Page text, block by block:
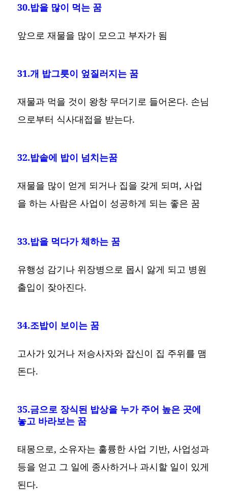
30.밥을 많이 먹는 꿈
앞으로 재물을 많이 모으고 부자가 됨
31.개 밥그릇이 엎질러지는 꿈
재물과 먹을 것이 왕창 무더기로 들어온다. 손님
으로부터 식사대접을 받는다.
32.밥솥에 밥이 넘치는꿈
재물을 많이 얻게 되거나 집을 갖게 되며, 사업
을 하는 사람은 사업이 성공하게 되는 좋은 꿈
33.밥을 먹다가 체하는 꿈
유행성 감기나 위장병으로 몹시 앓게 되고 병원
출입이 잦아진다.
34.조밥이 보이는 꿈
고사가 있거나 저승사자와 잡신이 집 주위를 맴
돈다.
35.금으로 장식된 밥상을 누가 주어 높은 곳에
놓고 바라보는 꿈
태몽으로, 소유자는 훌륭한 사업 기반, 사업성과
등을 얻고 그 일에 종사하거나 과시할 일이 있게
된다.